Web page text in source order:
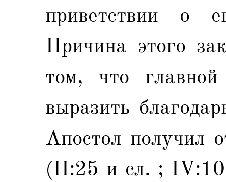
приветствии о
Причина этого
том, что
выразить
Апостол получил
(II:25 и сл. ;